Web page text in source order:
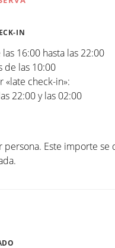
IN
16:00 hasta las 22:00
de las 10:00
«late check-in»:
22:00 y las 02:00
persona. Este importe se